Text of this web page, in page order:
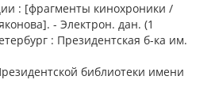
: [фрагменты кинохроники /
- Электрон. дан. (1
: Президентская б-ка им.
библиотеки имени